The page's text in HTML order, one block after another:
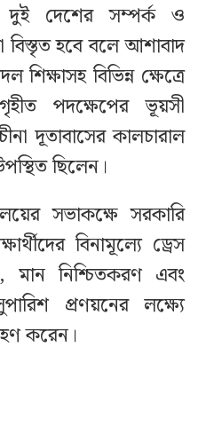
দুই দেশের সম্পর্ক ও
হবে বলে আশাবাদ
শিক্ষাসহ বিভিন্ন ক্ষেত্রে
পদক্ষেপের ভূয়সী
দূতাবাসের কালচারাল
ছিলেন।
সভাকক্ষে সরকারি
বিনামূল্যে ড্রেস
মান নিশ্চিতকরণ এবং
প্রণয়নের লক্ষ্যে
করেন।